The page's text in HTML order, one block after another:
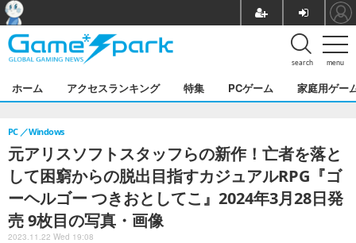
menu
search
ホーム アクセスランキング 特集 PCゲーム 家庭用ゲー
元アリスソフトスタッフらの新作！亡者を落と
して困窮からの脱出目指すカジュアルRPG『ゴ
ーヘルゴー つきおとしてこ』2024年3月28日発
売 9枚目の写真・画像
PC Windows
2023.11.22 Wed 19:08